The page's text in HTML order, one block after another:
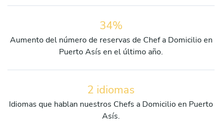
34%
Aumento del número de reservas de Chef a Domicilio en
Puerto Asís en el último año.
2 idiomas
Idiomas que hablan nuestros Chefs a Domicilio en Puerto
Asís.